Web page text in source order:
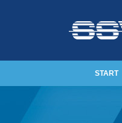
START